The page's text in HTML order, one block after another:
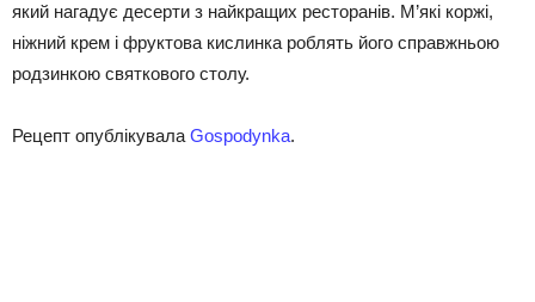
який нагадує десерти з найкращих ресторанів. М’які коржі,
ніжний крем і фруктова кислинка роблять його справжньою
родзинкою святкового столу.
Рецепт опублікувалаGospodynka.